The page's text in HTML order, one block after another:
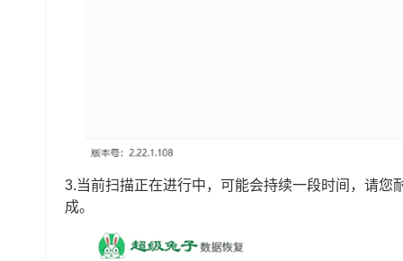
3.当前扫描正在进行中，可能会持续一段时间，请
成。